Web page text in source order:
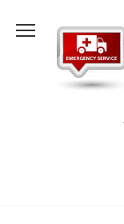
содержанию